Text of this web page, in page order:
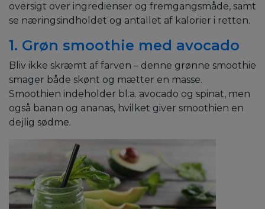
oversigt over ingredienser og fremgangsmåde, samt
se næringsindholdet og antallet af kalorier i retten.
1. Grøn smoothie med avocado
Bliv ikke skræmt af farven – denne grønne smoothie
smager både skønt og mætter en masse.
Smoothien indeholder bl.a. avocado og spinat, men
også banan og ananas, hvilket giver smoothien en
dejlig sødme.